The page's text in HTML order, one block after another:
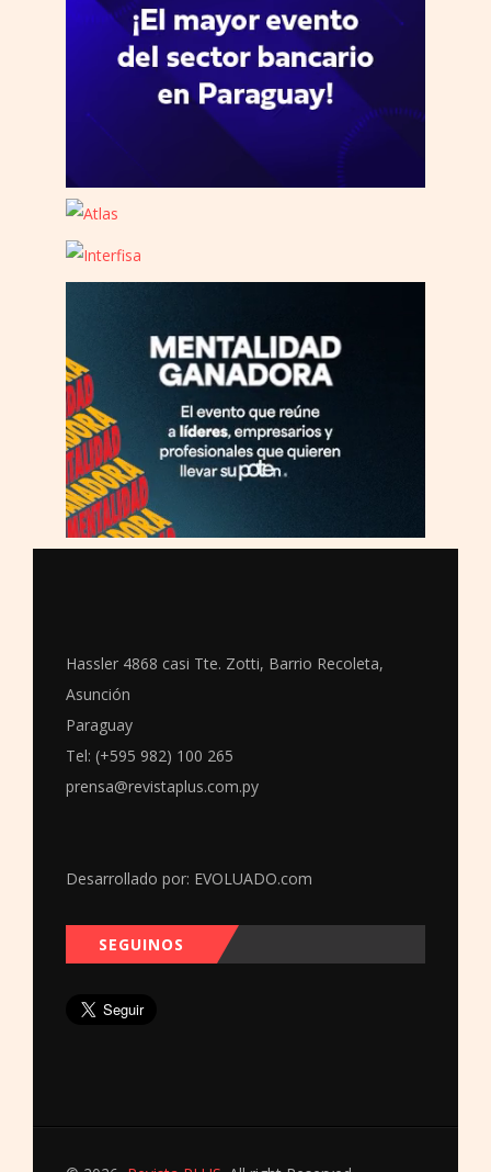
Hassler 4868 casi Tte. Zotti, Barrio Recoleta,
Asunción
Paraguay
Tel: (+595 982) 100 265
prensa@revistaplus.com.py
Desarrollado por: EVOLUADO.com
SEGUINOS